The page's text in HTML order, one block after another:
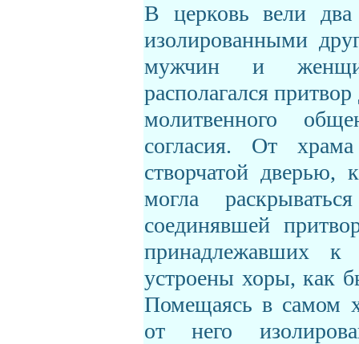
В церковь вели
изолированными
мужчин и
располагался
молитвенного
согласия. От
створчатой дверью,
могла
соединявшей
принадлежавших к
устроены хоры, как
Помещаясь в самом
от него